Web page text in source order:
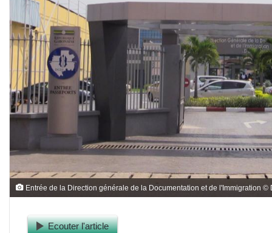
Entrée de la Direction générale de la Documentation et de l'Immigration ©
Ecouter l'article